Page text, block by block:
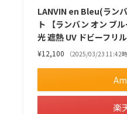
LANVIN en Bleu(ラン
ト 【ランバン オン ブ
光 遮熱 UV ドビーフリ
¥12,100 （2025/03/23 11:42
楽